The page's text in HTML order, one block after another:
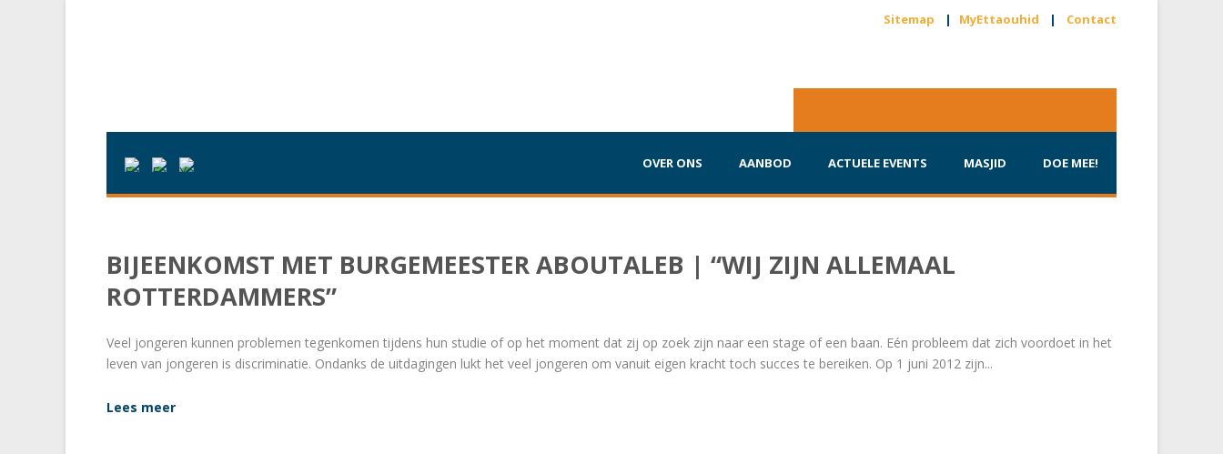
Sitemap | MyEttaouhid | Contact
OVER ONS AANBOD ACTUELE EVENTS MASJID DOE MEE!
BIJEENKOMST MET BURGEMEESTER ABOUTALEB | “WIJ ZIJN ALLEMAAL
ROTTERDAMMERS”
Veel jongeren kunnen problemen tegenkomen tijdens hun studie of op het moment dat zij op zoek zijn naar een stage of een baan. Eén probleem dat zich voordoet in het
leven van jongeren is discriminatie. Ondanks de uitdagingen lukt het veel jongeren om vanuit eigen kracht toch succes te bereiken. Op 1 juni 2012 zijn...
Lees meer